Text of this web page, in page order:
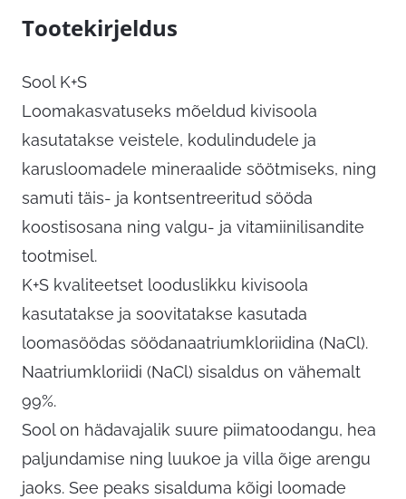
Tootekirjeldus
Sool K+S
Loomakasvatuseks mõeldud kivisoola
kasutatakse veistele, kodulindudele ja
karusloomadele mineraalide söötmiseks, ning
samuti täis- ja kontsentreeritud sööda
koostisosana ning valgu- ja vitamiinilisandite
tootmisel.
K+S kvaliteetset looduslikku kivisoola
kasutatakse ja soovitatakse kasutada
loomasöödas söödanaatriumkloriidina (NaCl).
Naatriumkloriidi (NaCl) sisaldus on vähemalt
99%.
Sool on hädavajalik suure piimatoodangu, hea
paljundamise ning luukoe ja villa õige arengu
jaoks. See peaks sisalduma kõigi loomade